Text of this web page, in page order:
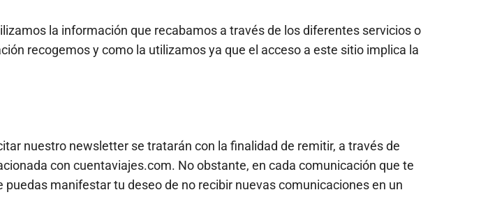
la información que recabamos a través de los diferentes servicios o
recogemos y como la utilizamos ya que el acceso a este sitio implica la
nuestro newsletter se tratarán con la finalidad de remitir, a través de
con cuentaviajes.com. No obstante, en cada comunicación que te
manifestar tu deseo de no recibir nuevas comunicaciones en un